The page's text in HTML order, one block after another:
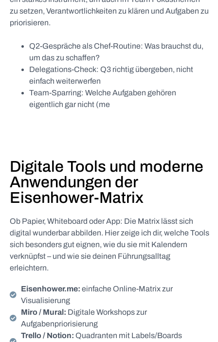
zu setzen, Verantwortlichkeiten zu klären und Aufgaben zu
priorisieren.
Q2-Gespräche als Chef-Routine: Was brauchst du,
um das zu schaffen?
Delegations-Check: Q3 richtig übergeben, nicht
einfach weiterwerfen
Team-Sparring: Welche Aufgaben gehören
eigentlich gar nicht (me
Digitale Tools und moderne
Anwendungen der
Eisenhower-Matrix
Ob Papier, Whiteboard oder App: Die Matrix lässt sich
digital wunderbar abbilden. Hier zeige ich dir, welche Tools
sich besonders gut eignen, wie du sie mit Kalendern
verknüpfst – und wie sie deinen Führungsalltag
erleichtern.
Eisenhower.me: einfache Online-Matrix zur
Visualisierung
Miro / Mural: Digitale Workshops zur
Aufgabenpriorisierung
Trello / Notion: Quadranten mit Labels/Boards